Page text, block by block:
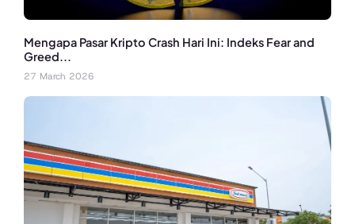
Mengapa Pasar Kripto Crash Hari Ini: Indeks Fear and
Greed...
27 March 2026